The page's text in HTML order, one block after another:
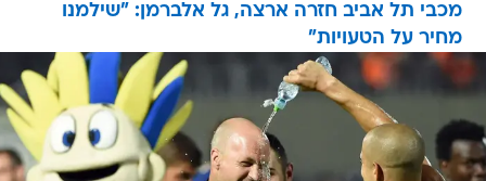
מכבי תל אביב חזרה ארצה, גל אלברמן: "שילמנו
מחיר על הטעויות"